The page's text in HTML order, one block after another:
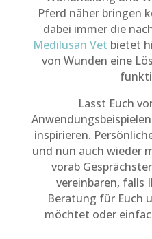
Pferd näher bringen
dabei immer die
Medilusan Vet bietet
von Wunden eine
Lasst Euch
inspirieren.
und nun auch wieder
vorab
vereinbaren, falls
Beratung für Euch
möchtet oder